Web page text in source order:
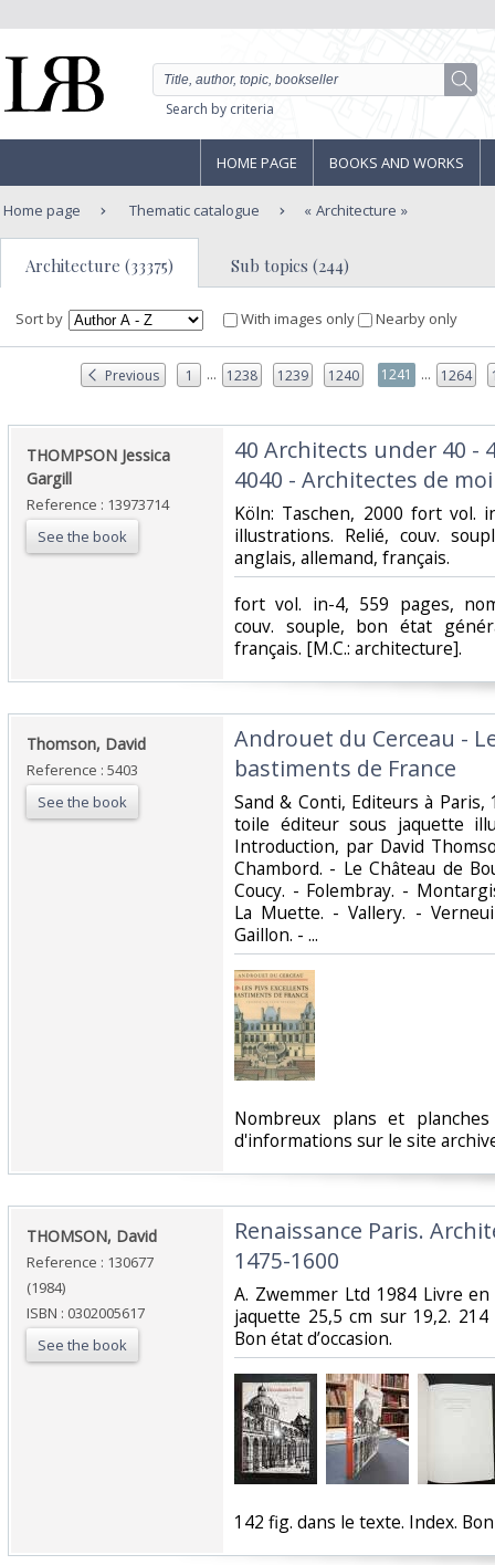
Search by criteria
HOME PAGE BOOKS AND WORKS
Home page Thematic catalogue Architecture
Architecture (33375) Sub topics (244)
Sort by With images only Nearby only
Previous 1 ... 1238 1239 1240 1241 ... 1264
‎THOMPSON Jessica
Gargill‎
Reference : 13973714
See the book
‎40 Architects under 40 -
4040 - Architectes de
‎Köln: Taschen, 2000 fort vol.
illustrations. Relié, couv.
anglais, allemand, français.‎
‎fort vol. in-4, 559 pages,
couv. souple, bon état
français. [M.C.: architecture].‎
‎Thomson, David‎
Reference : 5403
See the book
‎Androuet du Cerceau -
bastiments de France‎
‎Sand & Conti, Editeurs à
toile éditeur sous jaquette
Introduction, par David
Chambord. - Le Château de
Coucy. - Folembray. -
La Muette. - Vallery. -
Gaillon. - ...‎
‎Nombreux plans et
d'informations sur le site
‎THOMSON, David‎
Reference : 130677
(1984)
ISBN : 0302005617
See the book
‎Renaissance Paris.
1475-1600‎
‎A. Zwemmer Ltd 1984 Livre
jaquette 25,5 cm sur 19,2.
Bon état d’occasion.‎
‎142 fig. dans le texte. Index.